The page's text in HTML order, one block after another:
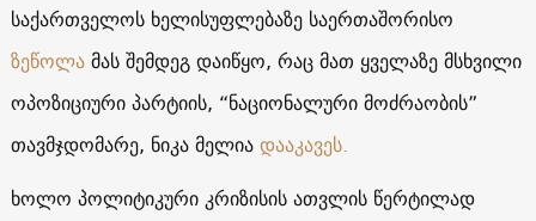
საქართველოს ხელისუფლებაზე საერთაშორისო
ზეწოლამას შემდეგ დაიწყო, რაც მათ ყველაზე მსხვილი
ოპოზიციური პარტიის, “ნაციონალური მოძრაობის”
თავმჯდომარე, ნიკა მელიადააკავეს.
ხოლო პოლიტიკური კრიზისის ათვლის წერტილად